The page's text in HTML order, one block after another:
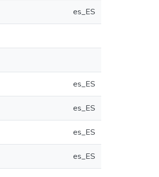
es_ES
es_ES
es_ES
es_ES
es_ES